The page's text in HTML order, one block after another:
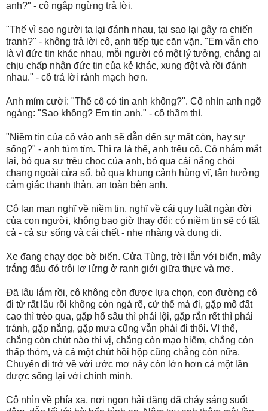
anh?" - cô ngập ngừng trả lời.
"Thế vì sao người ta lại đánh nhau, tại sao lại gây ra chiến
tranh?" - không trả lời cô, anh tiếp tục căn vặn. "Em vẫn cho
là vì đức tin khác nhau, mỗi người có một lý tưởng, chẳng ai
chịu chấp nhận đức tin của kẻ khác, xung đột và rồi đánh
nhau." - cô trả lời rành mạch hơn.
Anh mỉm cười: "Thế cô có tin anh không?". Cô nhìn anh ngỡ
ngàng: "Sao không? Em tin anh." - cô thầm thì.
"Niềm tin của cô vào anh sẽ dẫn đến sự mất còn, hay sự
sống?" - anh tủm tỉm. Thì ra là thế, anh trêu cô. Cô nhắm mắt
lại, bỏ qua sự trêu chọc của anh, bỏ qua cái nắng chói
chang ngoài cửa sổ, bỏ qua khung cảnh hùng vĩ, tận hưởng
cảm giác thanh thản, an toàn bên anh.
Cô lan man nghĩ về niềm tin, nghĩ về cái quy luật ngàn đời
của con người, không bao giờ thay đổi: có niềm tin sẽ có tất
cả - cả sự sống và cái chết - nhẹ nhàng và dung dị.
Xe đang chạy dọc bờ biển. Cửa Tùng, trời lẫn với biển, mây
trắng đâu đó trôi lơ lửng ở ranh giới giữa thực và mơ.
Đã lâu lắm rồi, cô không còn được lựa chọn, con đường cô
đi từ rất lâu rồi không còn ngả rẽ, cứ thế mà đi, gặp mô đất
cao thì trèo qua, gặp hố sâu thì phải lội, gặp rắn rết thì phải
tránh, gặp nắng, gặp mưa cũng vẫn phải đi thôi. Vì thế,
chẳng còn chút nào thi vị, chẳng còn mạo hiểm, chẳng còn
thấp thỏm, và cả một chút hồi hộp cũng chẳng còn nữa.
Chuyến đi trở về với ước mơ này còn lớn hơn cả một lần
được sống lại với chính mình.
Cô nhìn về phía xa, nơi ngọn hải đăng đã cháy sáng suốt